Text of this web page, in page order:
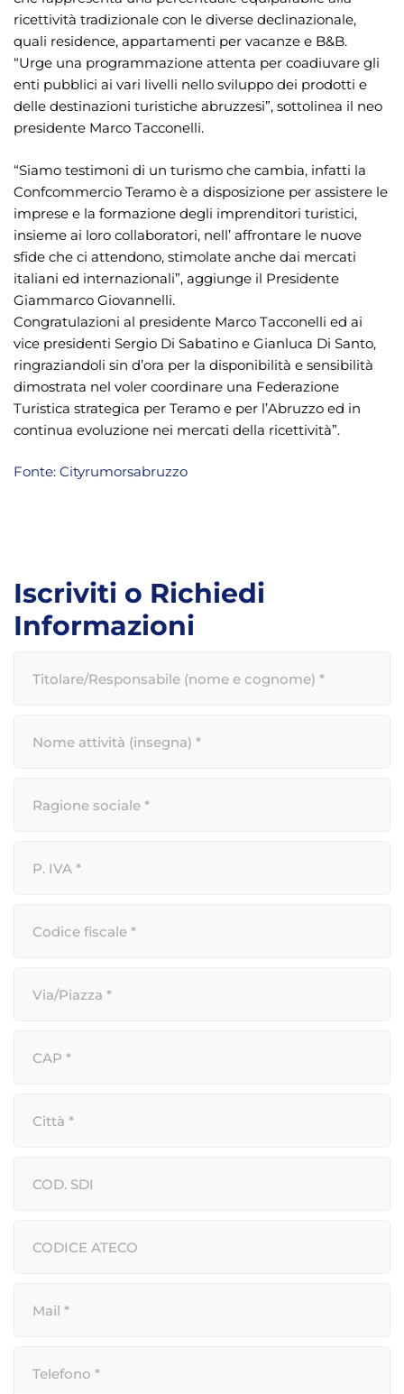
ricettività tradizionale con le diverse declinazionale,
quali residence, appartamenti per vacanze e B&B.
“Urge una programmazione attenta per coadiuvare gli
enti pubblici ai vari livelli nello sviluppo dei prodotti e
delle destinazioni turistiche abruzzesi”, sottolinea il neo
presidente Marco Tacconelli.
“Siamo testimoni di un turismo che cambia, infatti la
Confcommercio Teramo è a disposizione per assistere le
imprese e la formazione degli imprenditori turistici,
insieme ai loro collaboratori, nell’ affrontare le nuove
sfide che ci attendono, stimolate anche dai mercati
italiani ed internazionali”, aggiunge il Presidente
Giammarco Giovannelli.
Congratulazioni al presidente Marco Tacconelli ed ai
vice presidenti Sergio Di Sabatino e Gianluca Di Santo,
ringraziandoli sin d’ora per la disponibilità e sensibilità
dimostrata nel voler coordinare una Federazione
Turistica strategica per Teramo e per l’Abruzzo ed in
continua evoluzione nei mercati della ricettività”.
Fonte: Cityrumorsabruzzo
Iscriviti o Richiedi
Informazioni